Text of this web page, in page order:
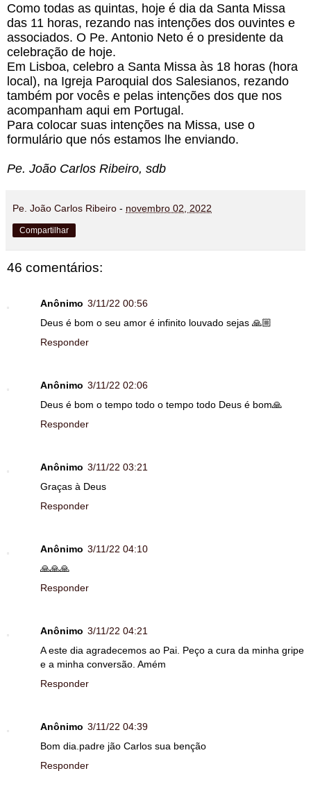
Como todas as quintas, hoje é dia da Santa Missa
das 11 horas, rezando nas intenções dos ouvintes e
associados. O Pe. Antonio Neto é o presidente da
celebração de hoje.
Em Lisboa, celebro a Santa Missa às 18 horas (hora
local), na Igreja Paroquial dos Salesianos, rezando
também por vocês e pelas intenções dos que nos
acompanham aqui em Portugal.
Para colocar suas intenções na Missa, use o
formulário que nós estamos lhe enviando.
Pe. João Carlos Ribeiro, sdb
Pe. João Carlos Ribeiro - novembro 02, 2022
Compartilhar
46 comentários:
Anônimo 3/11/22 00:56
Deus é bom o seu amor é infinito louvado sejas 🙏🏼
Responder
Anônimo 3/11/22 02:06
Deus é bom o tempo todo o tempo todo Deus é bom🙏
Responder
Anônimo 3/11/22 03:21
Graças à Deus
Responder
Anônimo 3/11/22 04:10
🙏🙏🙏
Responder
Anônimo 3/11/22 04:21
A este dia agradecemos ao Pai. Peço a cura da minha gripe
e a minha conversão. Amém
Responder
Anônimo 3/11/22 04:39
Bom dia.padre jão Carlos sua benção
Responder